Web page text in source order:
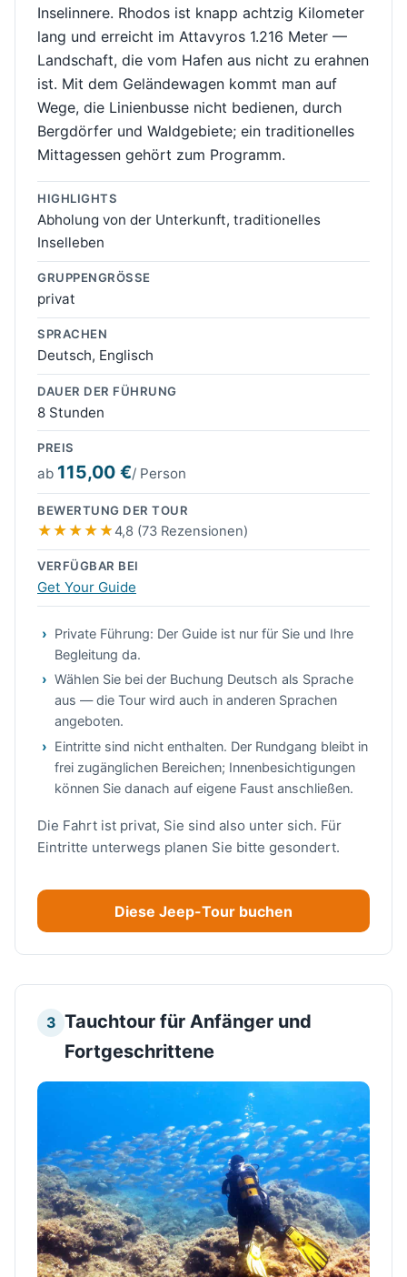
Inselinnere. Rhodos ist knapp achtzig Kilometer
lang und erreicht im Attavyros 1.216 Meter —
Landschaft, die vom Hafen aus nicht zu erahnen
ist. Mit dem Geländewagen kommt man auf
Wege, die Linienbusse nicht bedienen, durch
Bergdörfer und Waldgebiete; ein traditionelles
Mittagessen gehört zum Programm.
HIGHLIGHTS
Abholung von der Unterkunft, traditionelles
Inselleben
GRUPPENGRÖSSE
privat
SPRACHEN
Deutsch, Englisch
DAUER DER FÜHRUNG
8 Stunden
PREIS
ab 115,00 €/ Person
BEWERTUNG DER TOUR
4,8 (73 Rezensionen)
VERFÜGBAR BEI
Get Your Guide
Private Führung: Der Guide ist nur für Sie und Ihre
Begleitung da.
Wählen Sie bei der Buchung Deutsch als Sprache
aus — die Tour wird auch in anderen Sprachen
angeboten.
Eintritte sind nicht enthalten. Der Rundgang bleibt in
frei zugänglichen Bereichen; Innenbesichtigungen
können Sie danach auf eigene Faust anschließen.
Die Fahrt ist privat, Sie sind also unter sich. Für
Eintritte unterwegs planen Sie bitte gesondert.
Diese Jeep-Tour buchen
3 Tauchtour für Anfänger und
Fortgeschrittene